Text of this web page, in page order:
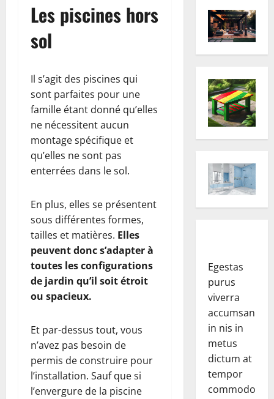
Les piscines hors
sol
Il s’agit des piscines qui
sont parfaites pour une
famille étant donné qu’elles
ne nécessitent aucun
montage spécifique et
qu’elles ne sont pas
enterrées dans le sol.
En plus, elles se présentent
sous différentes formes,
tailles et matières. Elles
peuvent donc s’adapter à
toutes les configurations
de jardin qu’il soit étroit
ou spacieux.
Et par-dessus tout, vous
n’avez pas besoin de
permis de construire pour
l’installation. Sauf que si
l’envergure de la piscine
Egestas
purus
viverra
accumsan
in nis in
metus
dictum at
tempor
commodo.